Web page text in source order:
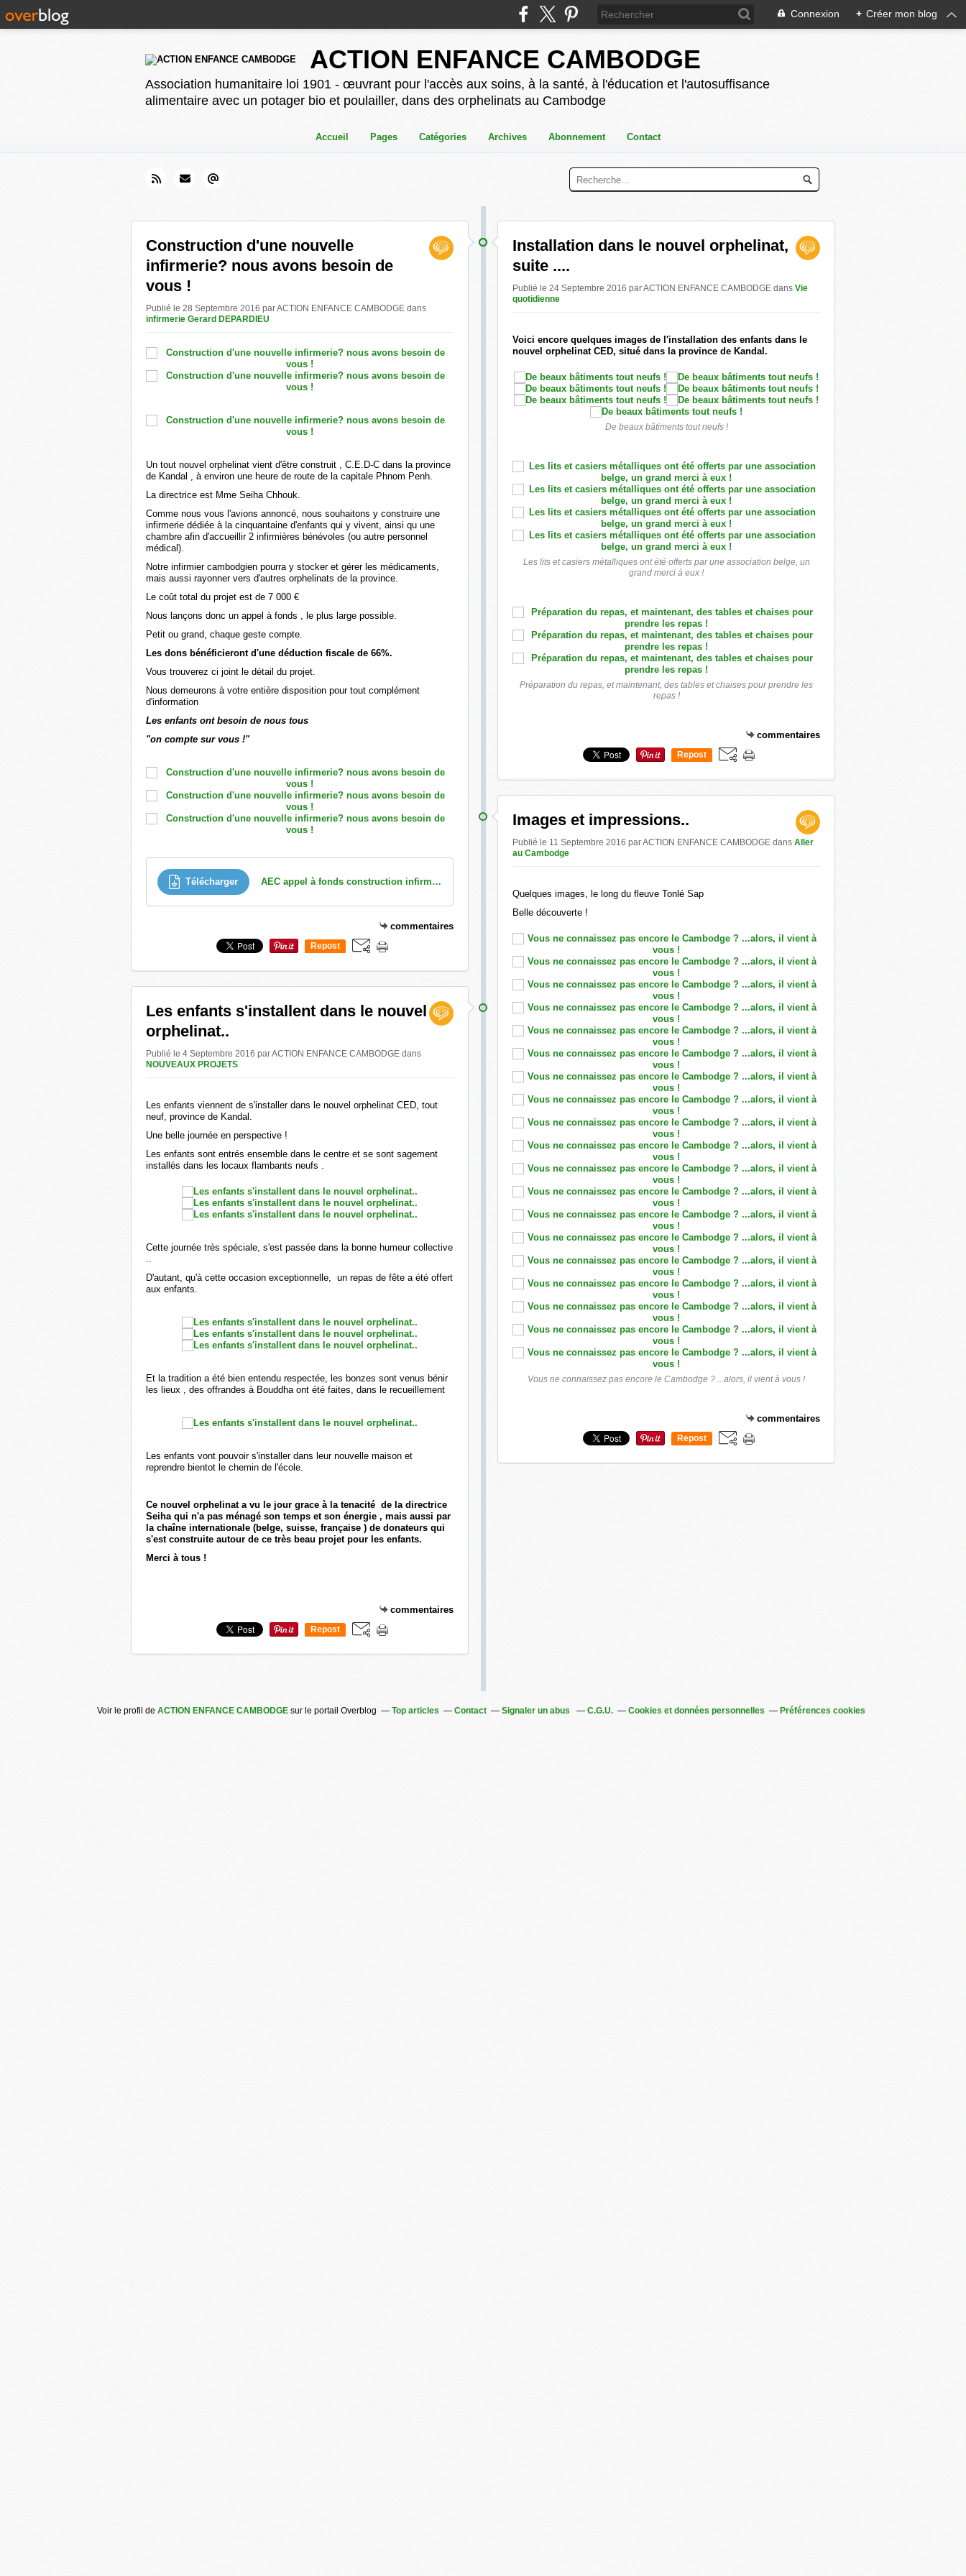
Connexion + Créer mon blog
ACTION ENFANCE CAMBODGE
Association humanitaire loi 1901 - œuvrant pour l'accès aux soins, à la santé, à l'éducation et l'autosuffisance
alimentaire avec un potager bio et poulailler, dans des orphelinats au Cambodge
Accueil Pages Catégories Archives Abonnement Contact
Construction d'une nouvelle
infirmerie? nous avons besoin de
vous !
Publié le 28 Septembre 2016 par ACTION ENFANCE CAMBODGE dans
infirmerie Gerard DEPARDIEU
Un tout nouvel orphelinat vient d'être construit , C.E.D-C dans la province
de Kandal , à environ une heure de route de la capitale Phnom Penh.
La directrice est Mme Seiha Chhouk.
Comme nous vous l'avions annoncé, nous souhaitons y construire une
infirmerie dédiée à la cinquantaine d'enfants qui y vivent, ainsi qu une
chambre afin d'accueillir 2 infirmières bénévoles (ou autre personnel
médical).
Notre infirmier cambodgien pourra y stocker et gérer les médicaments,
mais aussi rayonner vers d'autres orphelinats de la province.
Le coût total du projet est de 7 000 €
Nous lançons donc un appel à fonds , le plus large possible.
Petit ou grand, chaque geste compte.
Les dons bénéficieront d'une déduction fiscale de 66%.
Vous trouverez ci joint le détail du projet.
Nous demeurons à votre entière disposition pour tout complément
d'information
Les enfants ont besoin de nous tous
"on compte sur vous !"
Télécharger AEC appel à fonds construction infirmerie (1)
commentaires
Repost
Les enfants s'installent dans le nouvel
orphelinat..
Publié le 4 Septembre 2016 par ACTION ENFANCE CAMBODGE dans
NOUVEAUX PROJETS
Les enfants viennent de s'installer dans le nouvel orphelinat CED, tout
neuf, province de Kandal.
Une belle journée en perspective !
Les enfants sont entrés ensemble dans le centre et se sont sagement
installés dans les locaux flambants neufs .
Cette journée très spéciale, s'est passée dans la bonne humeur collective
..
D'autant, qu'à cette occasion exceptionnelle, un repas de fête a été offert
aux enfants.
Et la tradition a été bien entendu respectée, les bonzes sont venus bénir
les lieux , des offrandes à Bouddha ont été faites, dans le recueillement
Les enfants vont pouvoir s'installer dans leur nouvelle maison et
reprendre bientot le chemin de l'école.
Ce nouvel orphelinat a vu le jour grace à la tenacité de la directrice
Seiha qui n'a pas ménagé son temps et son énergie , mais aussi par
la chaîne internationale (belge, suisse, française ) de donateurs qui
s'est construite autour de ce très beau projet pour les enfants.
Merci à tous !
commentaires
Repost
Installation dans le nouvel orphelinat,
suite ....
Publié le 24 Septembre 2016 par ACTION ENFANCE CAMBODGE dans Vie
quotidienne
Voici encore quelques images de l'installation des enfants dans le
nouvel orphelinat CED, situé dans la province de Kandal.
De beaux bâtiments tout neufs !
Les lits et casiers métalliques ont été offerts par une association belge, un
grand merci à eux !
Préparation du repas, et maintenant, des tables et chaises pour prendre les
repas !
commentaires
Repost
Images et impressions..
Publié le 11 Septembre 2016 par ACTION ENFANCE CAMBODGE dans Aller
au Cambodge
Quelques images, le long du fleuve Tonlé Sap
Belle découverte !
Vous ne connaissez pas encore le Cambodge ? ...alors, il vient à vous !
commentaires
Repost
Voir le profil de ACTION ENFANCE CAMBODGEsur le portail Overblog Top articles Contact Signaler un abus C.G.U. Cookies et données personnelles Préférences cookies